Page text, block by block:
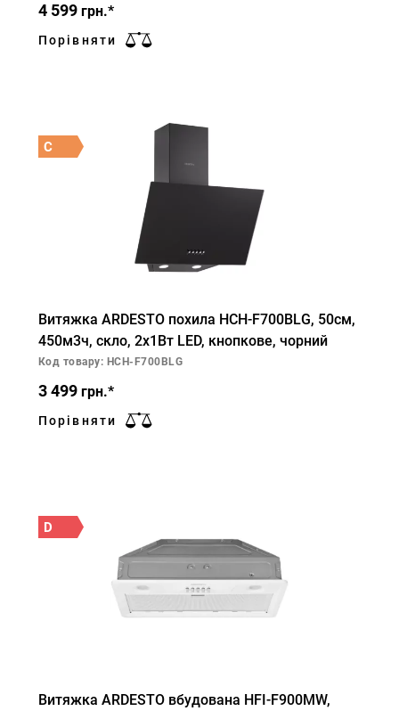
4 599 грн.*
Порівняти
C
Витяжка ARDESTO похила HCH-F700BLG, 50см,
450м3ч, скло, 2х1Вт LED, кнопкове, чорний
Код товару: HCH-F700BLG
3 499 грн.*
Порівняти
D
Витяжка ARDESTO вбудована HFI-F900MW,